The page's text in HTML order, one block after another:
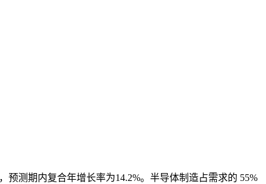
预测期内复合年增长率为14.2%。半导体制造占需求的 55%